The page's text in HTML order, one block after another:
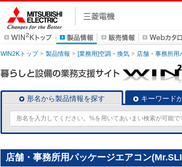
WIN2Kトップ 製品情報 [業務用]空調・換気 店舗・事務所用
形名から製品情報を探す キーワード
店舗・事務所用パッケージエアコン